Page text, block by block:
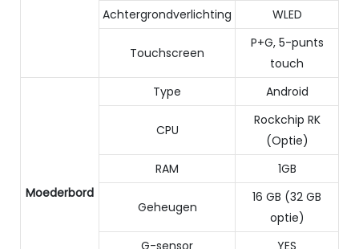
Achtergrondverlichting
WLED
Touchscreen
P+G, 5-punts
touch
Moederbord
Type Android
CPU
Rockchip RK
(Optie)
RAM
1GB
Geheugen
16 GB (32 GB
optie)
G-sensor
YES